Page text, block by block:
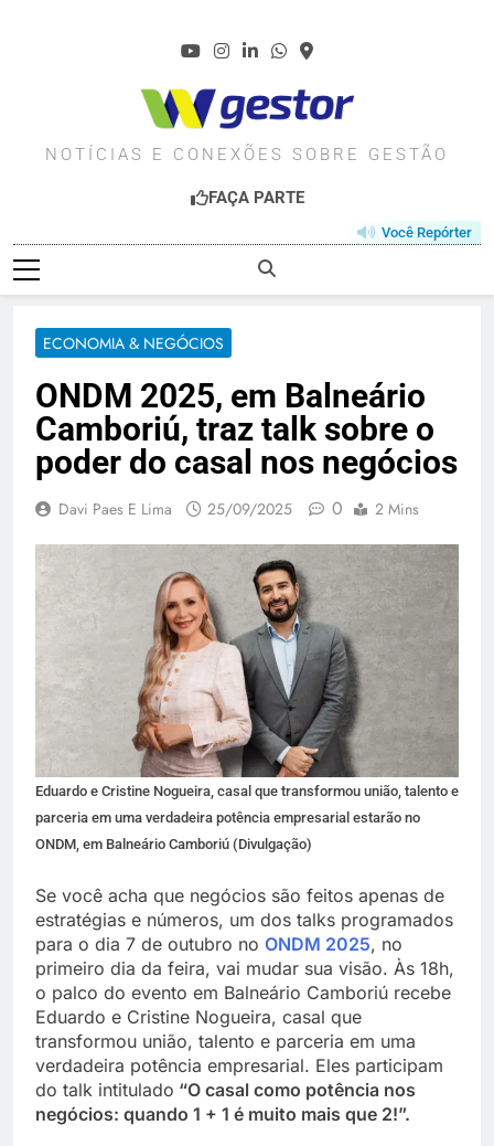
WGESTOR.COM.BR
NOTÍCIAS E CONEXÕES SOBRE GESTÃO
FAÇA PARTE
Você Repórter
ECONOMIA & NEGÓCIOS
ONDM 2025, em Balneário
Camboriú, traz talk sobre o
poder do casal nos negócios
Davi Paes E Lima 25/09/2025 0 2 Mins
Eduardo e Cristine Nogueira, casal que transformou união, talento e
parceria em uma verdadeira potência empresarial estarão no
ONDM, em Balneário Camboriú (Divulgação)
Se você acha que negócios são feitos apenas de
estratégias e números, um dos talks programados
para o dia 7 de outubro no ONDM 2025, no
primeiro dia da feira, vai mudar sua visão. Às 18h,
o palco do evento em Balneário Camboriú recebe
Eduardo e Cristine Nogueira, casal que
transformou união, talento e parceria em uma
verdadeira potência empresarial. Eles participam
do talk intitulado “O casal como potência nos
negócios: quando 1 + 1 é muito mais que 2!”.